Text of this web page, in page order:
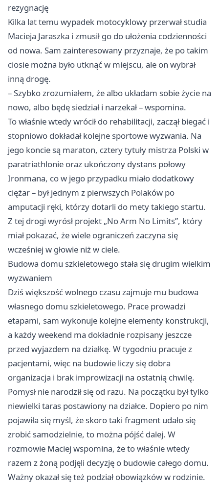
rezygnację
Kilka lat temu wypadek motocyklowy przerwał studia
Macieja Jaraszka i zmusił go do ułożenia codzienności
od nowa. Sam zainteresowany przyznaje, że po takim
ciosie można było utknąć w miejscu, ale on wybrał
inną drogę.
– Szybko zrozumiałem, że albo układam sobie życie na
nowo, albo będę siedział i narzekał – wspomina.
To właśnie wtedy wrócił do rehabilitacji, zaczął biegać i
stopniowo dokładał kolejne sportowe wyzwania. Na
jego koncie są maraton, cztery tytuły mistrza Polski w
paratriathlonie oraz ukończony dystans połowy
Ironmana, co w jego przypadku miało dodatkowy
ciężar – był jednym z pierwszych Polaków po
amputacji ręki, którzy dotarli do mety takiego startu.
Z tej drogi wyrósł projekt „No Arm No Limits”, który
miał pokazać, że wiele ograniczeń zaczyna się
wcześniej w głowie niż w ciele.
Budowa domu szkieletowego stała się drugim wielkim
wyzwaniem
Dziś większość wolnego czasu zajmuje mu budowa
własnego domu szkieletowego. Prace prowadzi
etapami, sam wykonuje kolejne elementy konstrukcji,
a każdy weekend ma dokładnie rozpisany jeszcze
przed wyjazdem na działkę. W tygodniu pracuje z
pacjentami, więc na budowie liczy się dobra
organizacja i brak improwizacji na ostatnią chwilę.
Pomysł nie narodził się od razu. Na początku był tylko
niewielki taras postawiony na działce. Dopiero po nim
pojawiła się myśl, że skoro taki fragment udało się
zrobić samodzielnie, to można pójść dalej. W
rozmowie Maciej wspomina, że to właśnie wtedy
razem z żoną podjęli decyzję o budowie całego domu.
Ważny okazał się też podział obowiązków w rodzinie.